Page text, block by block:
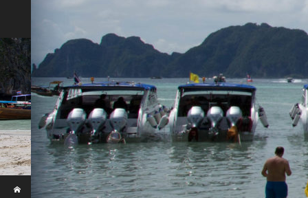
Phi Phi & Khai Island by Speed Boat
ブログ
WOWL7898